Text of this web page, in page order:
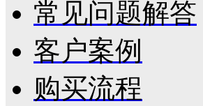
常见问题解答
客户案例
购买流程